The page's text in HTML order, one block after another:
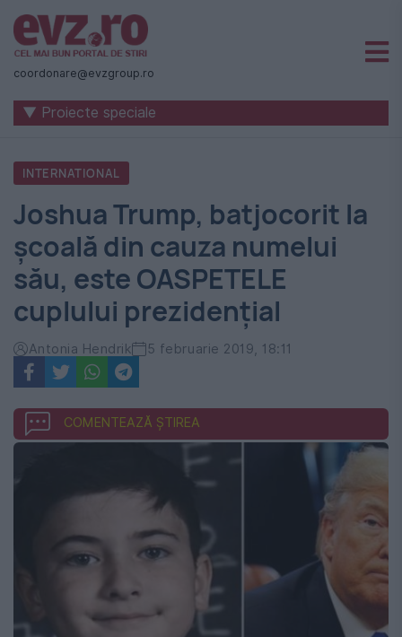
Știri
naționale
internaționale
România
-
Evenimentul
Zilei
coordonare@evzgroup.ro
▼ Proiecte speciale
INTERNATIONAL
Joshua Trump, batjocorit la
școală din cauza numelui
său, este OASPETELE
cuplului prezidenţial
Antonia Hendrik 5 februarie 2019, 18:11
COMENTEAZĂ ȘTIREA